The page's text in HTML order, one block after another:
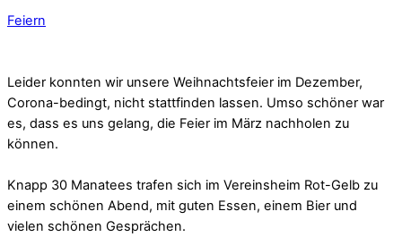
Feiern
Leider konnten wir unsere Weihnachtsfeier im Dezember,
Corona-bedingt, nicht stattfinden lassen. Umso schöner war
es, dass es uns gelang, die Feier im März nachholen zu
können.
Knapp 30 Manatees trafen sich im Vereinsheim Rot-Gelb zu
einem schönen Abend, mit guten Essen, einem Bier und
vielen schönen Gesprächen.